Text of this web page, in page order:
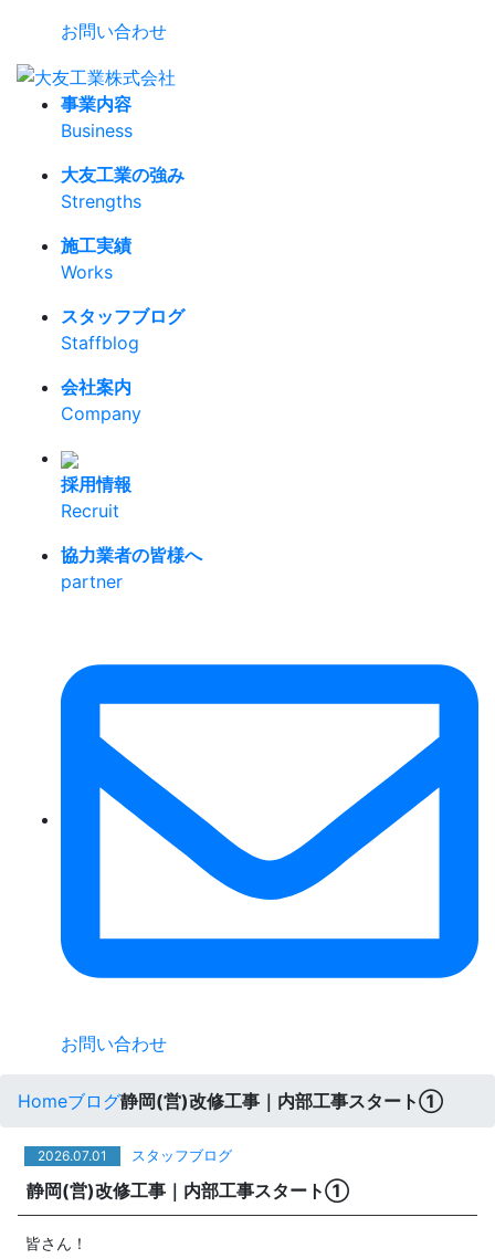
お問い合わせ
事業内容
Business
大友工業の強み
Strengths
施工実績
Works
スタッフブログ
Staffblog
会社案内
Company
採用情報
Recruit
協力業者の皆様へ
partner
お問い合わせ
Homeブログ静岡(営)改修工事｜内部工事スタート①
2026.07.01 スタッフブログ
静岡(営)改修工事｜内部工事スタート①
皆さん！